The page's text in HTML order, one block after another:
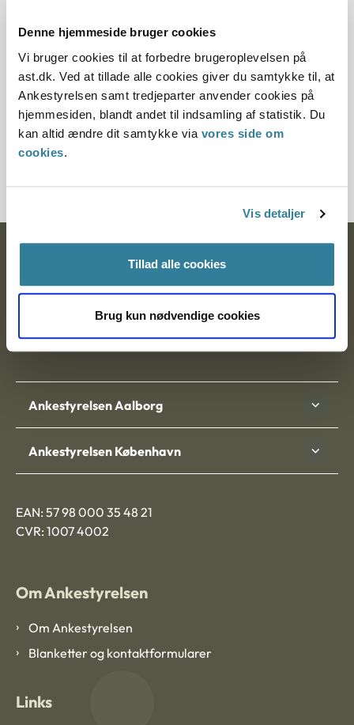
Denne hjemmeside bruger cookies
Vi bruger cookies til at forbedre brugeroplevelsen på
ast.dk. Ved at tillade alle cookies giver du samtykke til, at
Ankestyrelsen samt tredjeparter anvender cookies på
hjemmesiden, blandt andet til indsamling af statistik. Du
kan altid ændre dit samtykke via vores side om
cookies.
Vis detaljer
Tillad alle cookies
Brug kun nødvendige cookies
12.07.2013
Paragraf
§ 48 § 48
Journalnummer
Postadresse:
Nytorv 7, 2. sal
9000 Aalborg
Ankestyrelsen Aalborg
Ankestyrelsen København
EAN: 57 98 000 35 48 21
CVR: 1007 4002
Om Ankestyrelsen
Om Ankestyrelsen
Blanketter og kontaktformularer
Links